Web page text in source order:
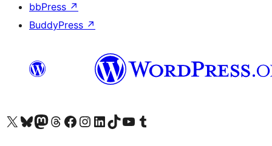
bbPress ↗
BuddyPress ↗
Visit our X (formerly Twitter) account
Visit our Bluesky account
Visit our Mastodon account
Visit our Threads account
Visit our Facebook page
Visit our Instagram account
Visit our LinkedIn account
Visit our TikTok account
Visit our YouTube channel
Visit our Tumblr account